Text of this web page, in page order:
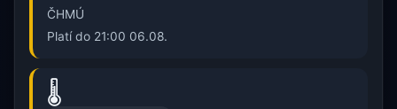
ČHMÚ
Platí do 21:00 06.08.
🌡️